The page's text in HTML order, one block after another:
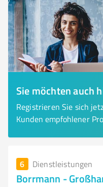
Sie möchten auch
Registrieren Sie sich
Kunden empfohlener
6 Dienstleistungen
Borrmann -